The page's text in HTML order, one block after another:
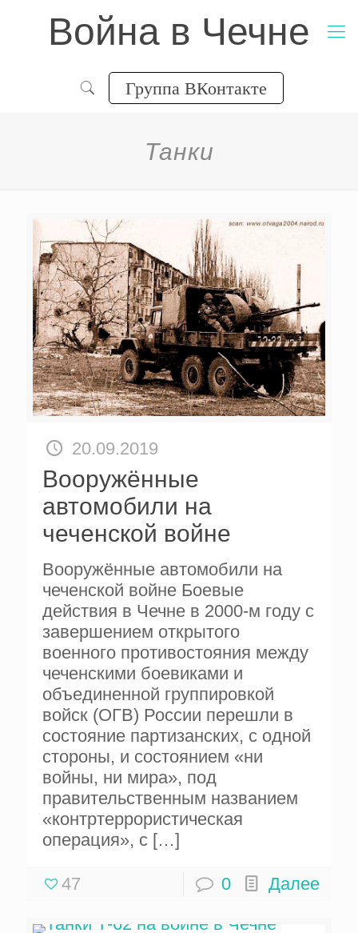
Война в Чечне
Группа ВКонтакте
Танки
20.09.2019
Вооружённые
автомобили на
чеченской войне
Вооружённые автомобили на
чеченской войне Боевые
действия в Чечне в 2000-м году с
завершением открытого
военного противостояния между
чеченскими боевиками и
объединенной группировкой
войск (ОГВ) России перешли в
состояние партизанских, с одной
стороны, и состоянием «ни
войны, ни мира», под
правительственным названием
«контртеррористическая
операция», с […]
47 0 Далее